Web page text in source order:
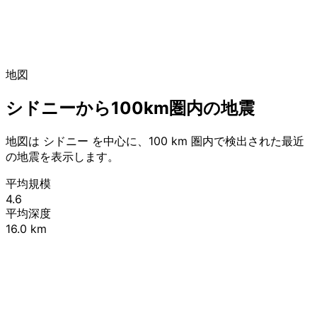
地図
シドニーから100km圏内の地震
地図は シドニー を中心に、100 km 圏内で検出された最近
の地震を表示します。
平均規模
4.6
平均深度
16.0 km